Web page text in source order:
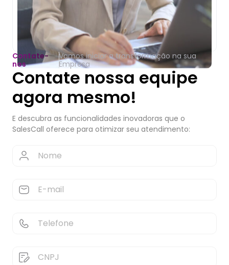
Contate-
nos
Vamos iniciar a transformação na sua
Empresa
Contate nossa equipe
agora mesmo!
E descubra as funcionalidades inovadoras que o
SalesCall oferece para otimizar seu atendimento: